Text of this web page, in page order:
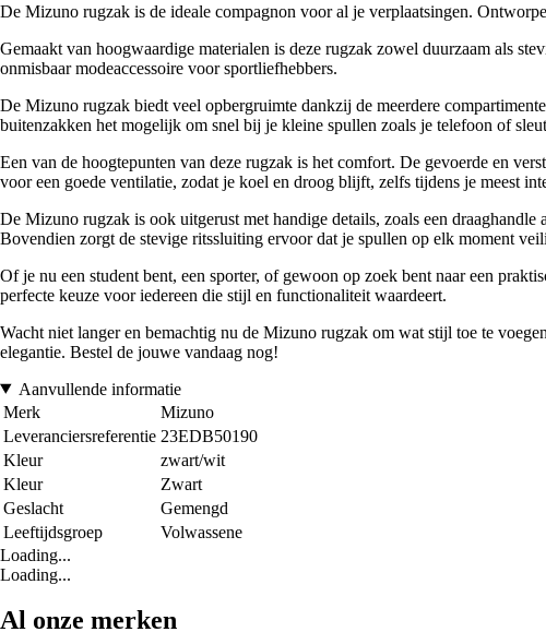
De Mizuno rugzak is de ideale compagnon voor al je verplaatsingen.
Gemaakt van hoogwaardige materialen is deze rugzak zowel duurzaam als
onmisbaar modeaccessoire voor sportliefhebbers.
De Mizuno rugzak biedt veel opbergruimte dankzij de meerdere
buitenzakken het mogelijk om snel bij je kleine spullen zoals je telefoon of
Een van de hoogtepunten van deze rugzak is het comfort. De gevoerde en
voor een goede ventilatie, zodat je koel en droog blijft, zelfs tijdens je meest
De Mizuno rugzak is ook uitgerust met handige details, zoals een
Bovendien zorgt de stevige ritssluiting ervoor dat je spullen op elk moment
Of je nu een student bent, een sporter, of gewoon op zoek bent naar een
perfecte keuze voor iedereen die stijl en functionaliteit waardeert.
Wacht niet langer en bemachtig nu de Mizuno rugzak om wat stijl toe te
elegantie. Bestel de jouwe vandaag nog!
Aanvullende informatie
Merk
Mizuno
Leveranciersreferentie 23EDB50190
Kleur
zwart/wit
Kleur
Zwart
Geslacht
Gemengd
Leeftijdsgroep
Volwassene
Loading...
Loading...
Al onze merken